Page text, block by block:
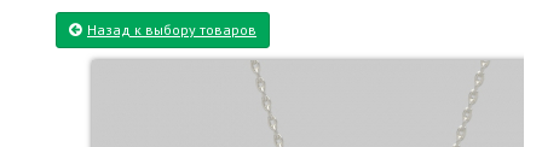
Назад к выбору товаров